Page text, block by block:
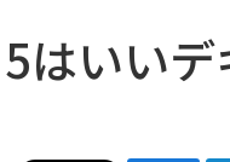
はいいデ